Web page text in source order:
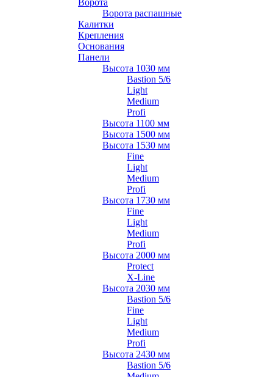
Ворота
Ворота распашные
Калитки
Крепления
Основания
Панели
Высота 1030 мм
Bastion 5/6
Light
Medium
Profi
Высота 1100 мм
Высота 1500 мм
Высота 1530 мм
Fine
Light
Medium
Profi
Высота 1730 мм
Fine
Light
Medium
Profi
Высота 2000 мм
Protect
X-Line
Высота 2030 мм
Bastion 5/6
Fine
Light
Medium
Profi
Высота 2430 мм
Bastion 5/6